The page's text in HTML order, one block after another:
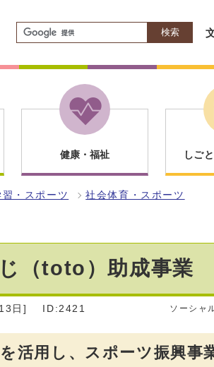
検索
健康・福祉 しご
・スポーツ 社会体育・スポーツ
（toto）助成事業
日] ID:2421 ソーシャ
活用し、スポーツ振興事